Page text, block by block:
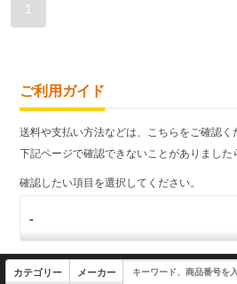
1
ご利用ガイド
送料や支払い方法などは、こちらをご確認く
下記ページで確認できないことがありました
確認したい項目を選択してください。